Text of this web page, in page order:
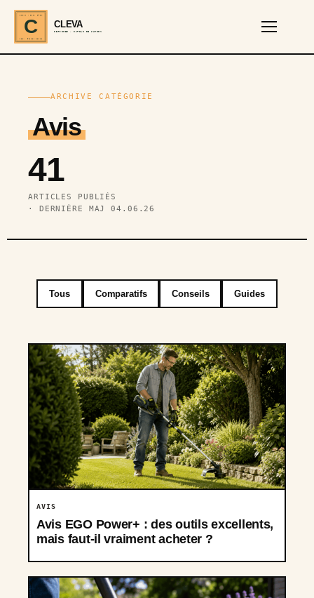
C
CLEVA · EST. 2024
REF · GARDEN TOOLS
CLEVA
SERVICES · OUTILS DE JARDIN
ARCHIVE CATÉGORIE
Avis
41
ARTICLES PUBLIÉS
· DERNIÈRE MAJ 04.06.26
Tous Comparatifs Conseils Guides
AVIS
Avis EGO Power+ : des outils excellents,
mais faut-il vraiment acheter ?